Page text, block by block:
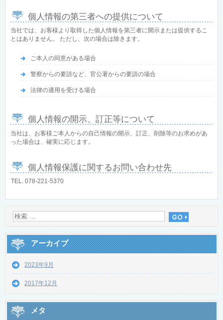
個人情報の第三者への提供について
当社では、お客様より取得した個人情報を第三者に開示または提供するこ
とはありません。 ただし、次の場合は除きます。
ご本人の同意がある場合
警察からの要請など、官公署からの要請の場合
法律の適用を受ける場合
個人情報の開示、訂正等について
当社は、お客様ご本人からの自己情報の開示、訂正、削除等のお求めがあ
った場合は、確実に応じます。
個人情報保護に関するお問い合わせ先
TEL. 078-221-5370
アーカイブ
2023年9月
2017年12月
メタ